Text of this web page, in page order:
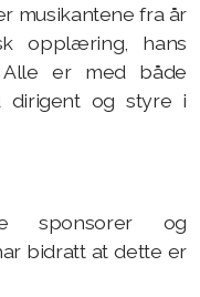
musikantene fra år
opplæring, hans
Alle er med både
dirigent og styre i
sponsorer og
bidratt at dette er